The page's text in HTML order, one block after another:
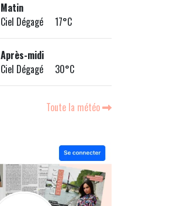
Matin
Ciel Dégagé 17°C
Après-midi
Ciel Dégagé 30°C
Toute la météo